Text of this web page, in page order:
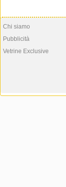
Chi siamo
Pubblicità
Vetrine Exclusive